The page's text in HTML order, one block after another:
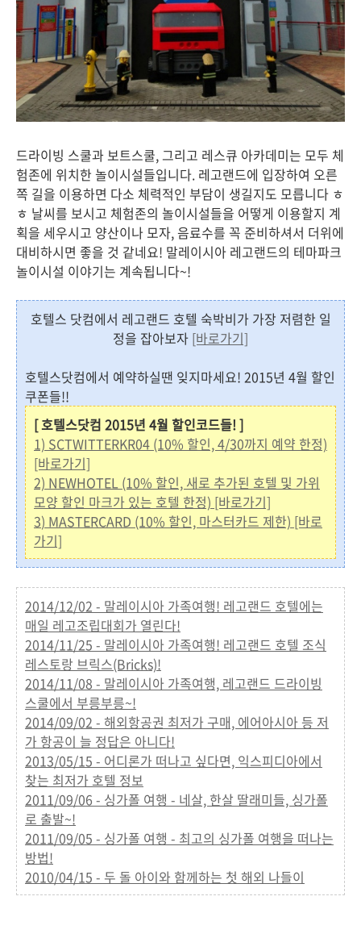
드라이빙 스쿨과 보트스쿨, 그리고 레스큐 아카데미는 모두 체
험존에 위치한 놀이시설들입니다. 레고랜드에 입장하여 오른
쪽 길을 이용하면 다소 체력적인 부담이 생길지도 모릅니다 ㅎ
ㅎ 날씨를 보시고 체험존의 놀이시설들을 어떻게 이용할지 계
획을 세우시고 양산이나 모자, 음료수를 꼭 준비하셔서 더위에
대비하시면 좋을 것 같네요! 말레이시아 레고랜드의 테마파크
놀이시설 이야기는 계속됩니다~!
호텔스 닷컴에서 레고랜드 호텔 숙박비가 가장 저렴한 일
정을 잡아보자 [바로가기]
호텔스닷컴에서 예약하실땐 잊지마세요! 2015년 4월 할인
쿠폰들!!
[ 호텔스닷컴 2015년 4월 할인코드들! ]
1) SCTWITTERKR04 (10% 할인, 4/30까지 예약 한정)
[바로가기]
2) NEWHOTEL (10% 할인, 새로 추가된 호텔 및 가위
모양 할인 마크가 있는 호텔 한정) [바로가기]
3) MASTERCARD (10% 할인, 마스터카드 제한) [바로
가기]
2014/12/02 - 말레이시아 가족여행! 레고랜드 호텔에는
매일 레고조립대회가 열린다!
2014/11/25 - 말레이시아 가족여행! 레고랜드 호텔 조식
레스토랑 브릭스(Bricks)!
2014/11/08 - 말레이시아 가족여행, 레고랜드 드라이빙
스쿨에서 부릉부릉~!
2014/09/02 - 해외항공권 최저가 구매, 에어아시아 등 저
가 항공이 늘 정답은 아니다!
2013/05/15 - 어디론가 떠나고 싶다면, 익스피디아에서
찾는 최저가 호텔 정보
2011/09/06 - 싱가폴 여행 - 네살, 한살 딸래미들, 싱가폴
로 출발~!
2011/09/05 - 싱가폴 여행 - 최고의 싱가폴 여행을 떠나는
방법!
2010/04/15 - 두 돌 아이와 함께하는 첫 해외 나들이